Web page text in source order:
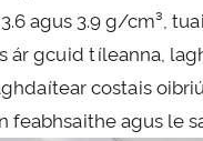
agus 3.9 g/cm³,
ár gcuid tíleanna,
costais
agus le